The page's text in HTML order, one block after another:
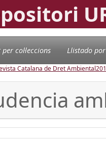
col·leccions Llistado
Catalana de Dret Ambiental